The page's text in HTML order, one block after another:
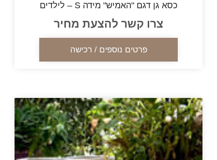
כסא גן דגם "האמיש" מידה S – לילדים
צרו קשר להצעת מחיר
פרטים נוספים / רכישה